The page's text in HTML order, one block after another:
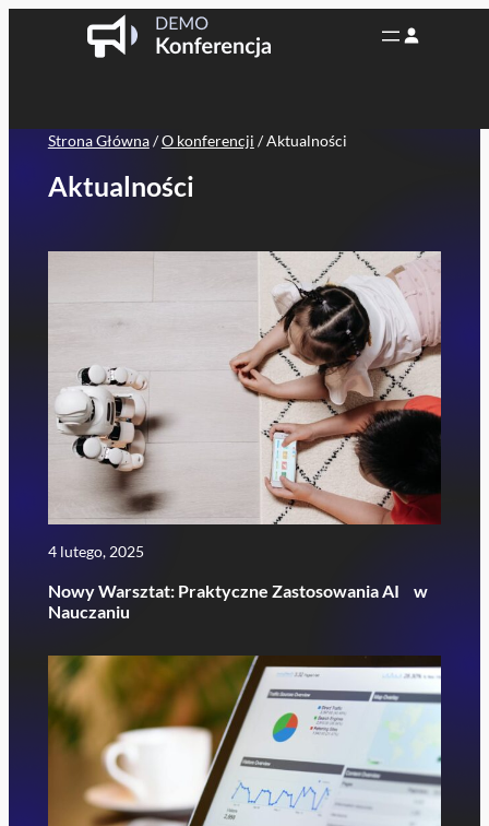
Strona Główna/O konferencji /Aktualności
Aktualności
4 lutego, 2025
Nowy Warsztat: Praktyczne Zastosowania AI w
Nauczaniu